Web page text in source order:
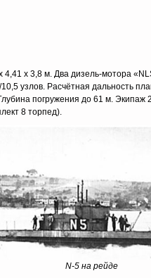
х 3,8 м. Два дизель-мотора
узлов. Расчётная дальность
погружения до 61 м.
8 торпед).
N-5 на рейде